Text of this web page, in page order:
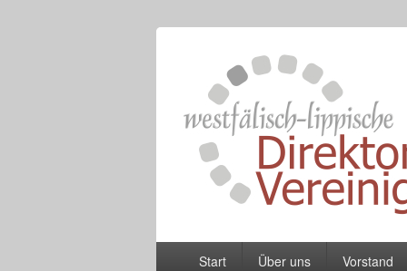
Westfälisch-
Start Über uns Vorstand